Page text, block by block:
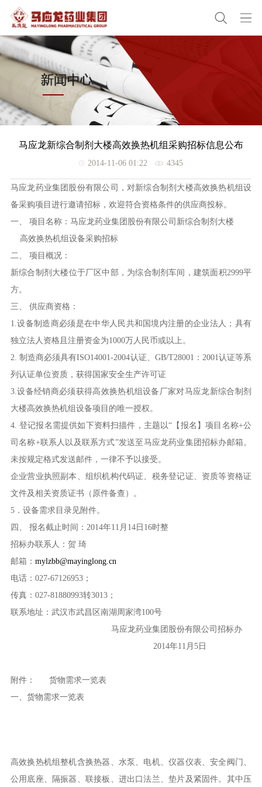
马应龙新综合制剂大楼高效换热机组采购招标信息公布
2014-11-06 01:22 4345
马应龙药业集团股份有限公司，对新综合制剂大楼高效换热机组设
备采购项目进行邀请招标，欢迎符合资格条件的供应商投标。
一、 项目名称：马应龙药业集团股份有限公司新综合制剂大楼
高效换热机组设备采购招标
二、 项目概况：
新综合制剂大楼位于厂区中部，为综合制剂车间，建筑面积2999平
方。
三、 供应商资格：
1.设备制造商必须是在中华人民共和国境内注册的企业法人；具有
独立法人资格且注册资金为1000万人民币或以上。
2. 制造商必须具有ISO14001-2004认证、GB/T28001：2001认证等系
列认证单位资质，获得国家安全生产许可证
3.设备经销商必须获得高效换热机组设备厂家对马应龙新综合制剂
大楼高效换热机组设备项目的唯一授权。
4. 登记报名需提供如下资料扫描件，主题以“【报名】项目名称+公
司名称+联系人以及联系方式”发送至马应龙药业集团招标办邮箱。
未按规定格式发送邮件，一律不予以接受。
企业营业执照副本、组织机构代码证、税务登记证、资质等资格证
文件及相关资质证书（原件备查）。
5．设备需求目录见附件。
四、 报名截止时间：2014年11月14日16时整
招标办联系人：贺 琦
邮箱： mylzbb@mayinglong.cn
电话：027-67126953；
传真：027-81880993转3013；
联系地址：武汉市武昌区南湖周家湾100号
马应龙药业集团股份有限公司招标办
2014年11月5日
附件： 货物需求一览表
一、货物需求一览表
高效换热机组整机含换热器、水泵、电机、仪器仪表、安全阀门、
公用底座、隔振器、联接板、进出口法兰、垫片及紧固件。其中压